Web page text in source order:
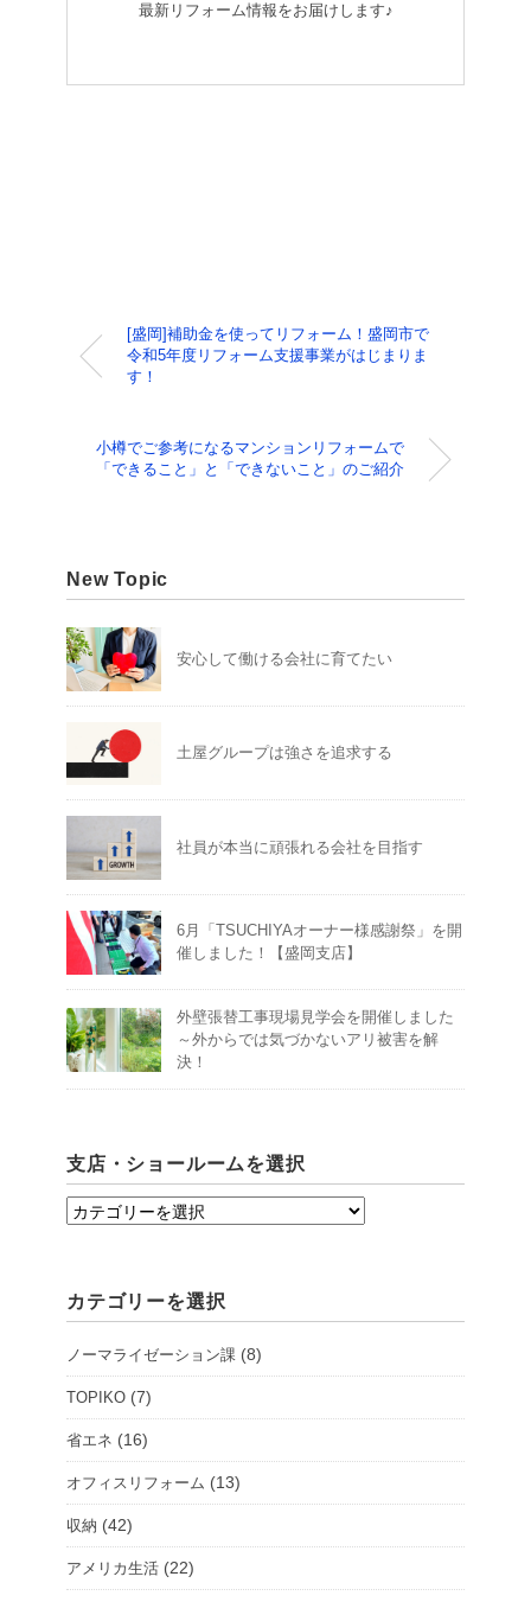
最新リフォーム情報をお届けします♪
[盛岡]補助金を使ってリフォーム！盛岡市で
令和5年度リフォーム支援事業がはじまりま
す！
小樽でご参考になるマンションリフォームで
「できること」と「できないこと」のご紹介
New Topic
安心して働ける会社に育てたい
土屋グループは強さを追求する
社員が本当に頑張れる会社を目指す
6月「TSUCHIYAオーナー様感謝祭」を開
催しました！【盛岡支店】
外壁張替工事現場見学会を開催しました
～外からでは気づかないアリ被害を解
決！
支店・ショールームを選択
支
ョ
ル
ー
を
選
択
カテゴリーを選択
ノーマライゼーション課 (8)
TOPIKO (7)
省エネ (16)
オフィスリフォーム (13)
収納 (42)
アメリカ生活 (22)